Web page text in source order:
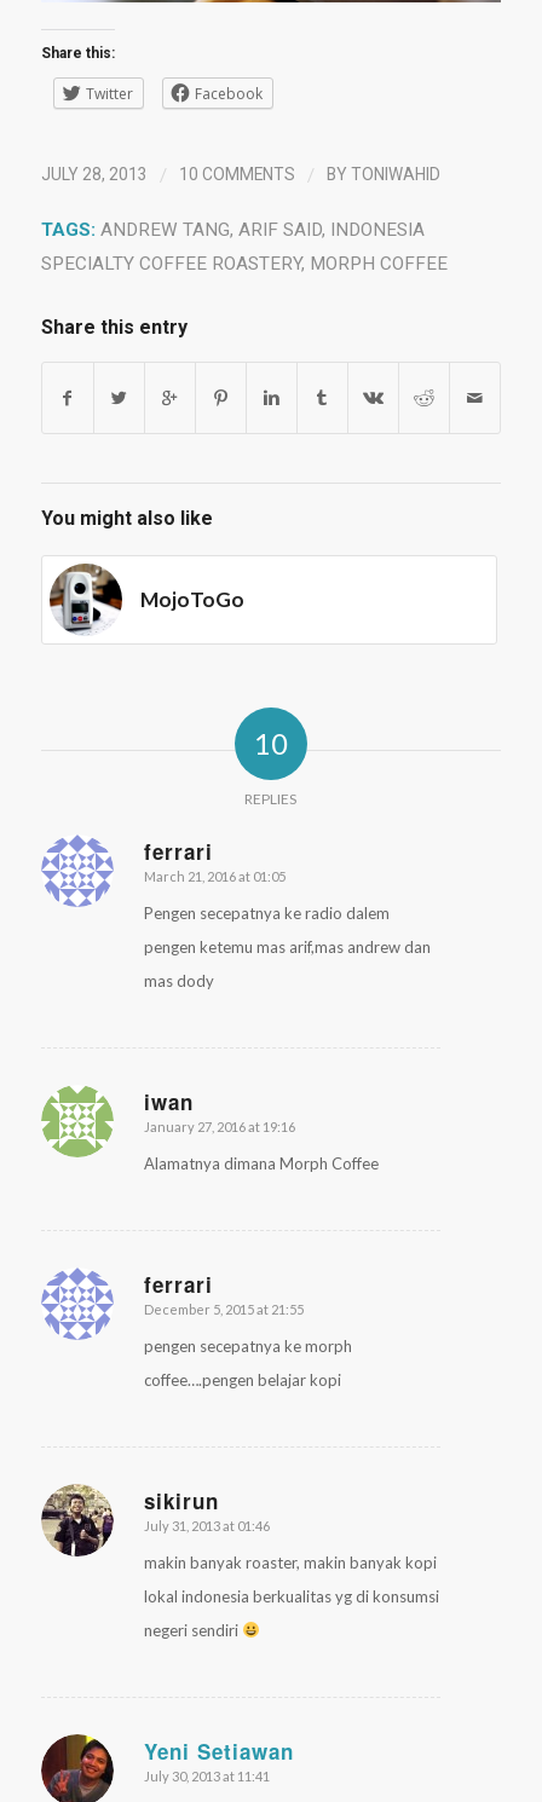
Share this:
Twitter Facebook
JULY 28, 2013 / 10 COMMENTS / BY TONIWAHID
TAGS: ANDREW TANG, ARIF SAID, INDONESIA
SPECIALTY COFFEE ROASTERY, MORPH COFFEE
Share this entry
You might also like
MojoToGo
10
REPLIES
ferrari
says:
March 21, 2016 at 01:05
Pengen secepatnya ke radio dalem
pengen ketemu mas arif,mas andrew dan
mas dody
iwan
says:
January 27, 2016 at 19:16
Alamatnya dimana Morph Coffee
ferrari
says:
December 5, 2015 at 21:55
pengen secepatnya ke morph
coffee….pengen belajar kopi
sikirun
says:
July 31, 2013 at 01:46
makin banyak roaster, makin banyak kopi
lokal indonesia berkualitas yg di konsumsi
negeri sendiri
Yeni Setiawan
says:
July 30, 2013 at 11:41